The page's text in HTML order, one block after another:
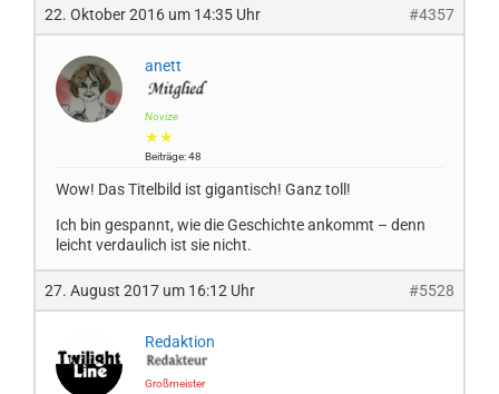
22. Oktober 2016 um 14:35 Uhr #4357
anett
Novize
★★
Beiträge: 48
Wow! Das Titelbild ist gigantisch! Ganz toll!
Ich bin gespannt, wie die Geschichte ankommt – denn
leicht verdaulich ist sie nicht.
27. August 2017 um 16:12 Uhr #5528
Redaktion
Großmeister